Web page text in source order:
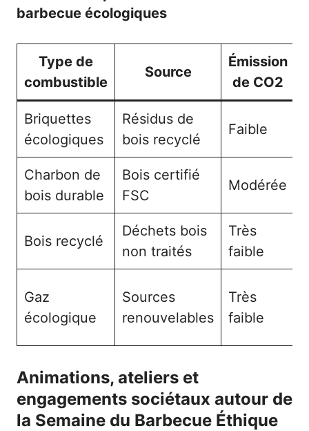
barbecue écologiques
Type de
combustible
Source
Émission
de CO2
Briquettes
écologiques
Résidus de
bois recyclé
Faible
Charbon de
bois durable
Bois certifié
FSC
Modérée
Bois recyclé
Déchets bois
non traités
Très
faible
Gaz
écologique
Sources
renouvelables
Très
faible
Animations, ateliers et
engagements sociétaux autour de
la Semaine du Barbecue Éthique